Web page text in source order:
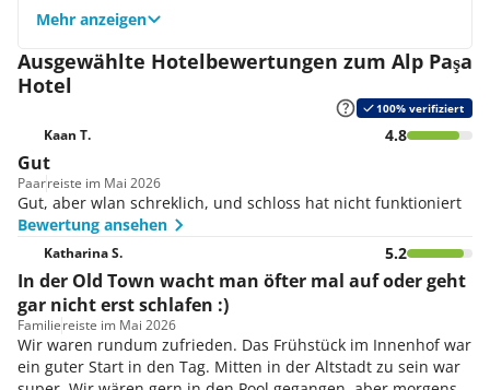
Regency Suite
Ankunft in der Regency Suite. Die Wände wurden mit
Steinen versehen und Stoffe aus Seide sowie türkische
Elemente schmücken die Unterkunft. Für Luxus und
Komfort sorgt das Bad mit Jacuzzi, in dem Sie sich
entspannen können. Einen Tee oder Kaffee genießen Sie
aus Ihrer privaten Maschine und die Kitchenette bietet
sich zum Zubereiten verschiedener Speisen an.
Dublex Villa
Auf einer Wohnfläche von 130 m² überzeugt die Dublex
Villa des Boutique-Hotels Alp Pasa auf ganzer Linie. Die
Villa befindet sich in einem anderen Gebäude und sorgt
mit ihren Ausstattungsmerkmalen für einen
Wohlfühlaufenthalt. Das minimalistische Design und der
private Garten sind das Highlight dieser Kategorie. Das
Badezimmer wartet mit Dusche, Bademänteln,
24-h-Sicherheitsdienst
zuständig.
Mehr anzeigen
Ausgewählte Hotelbewertungen zum Alp Paşa
Hotel
100% verifiziert
Kaan T. 4.8
Gut
Paarreiste im Mai 2026
Gut, aber wlan schreklich, und schloss hat nicht funktioniert
Bewertung ansehen
Katharina S. 5.2
In der Old Town wacht man öfter mal auf oder geht
gar nicht erst schlafen :)
Familiereiste im Mai 2026
Wir waren rundum zufrieden. Das Frühstück im Innenhof war
ein guter Start in den Tag. Mitten in der Altstadt zu sein war